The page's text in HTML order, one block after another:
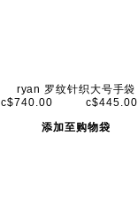
ryan 罗纹针织大号手袋
c$740.00
c$445.00
添加至购物袋